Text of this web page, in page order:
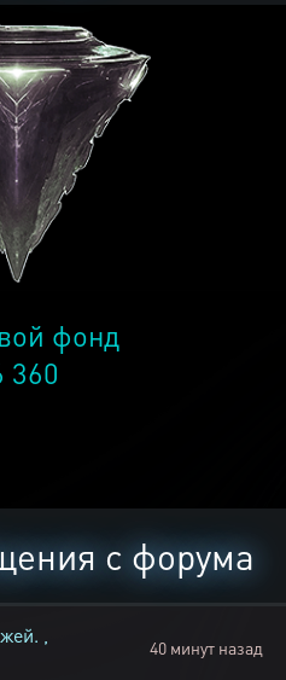
фонд
360
с форума
,
40 минут назад